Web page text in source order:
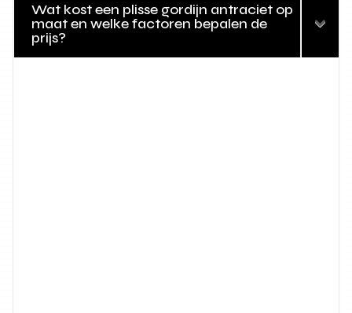
Wat kost een plisse gordijn antraciet op
maat en welke factoren bepalen de
prijs?